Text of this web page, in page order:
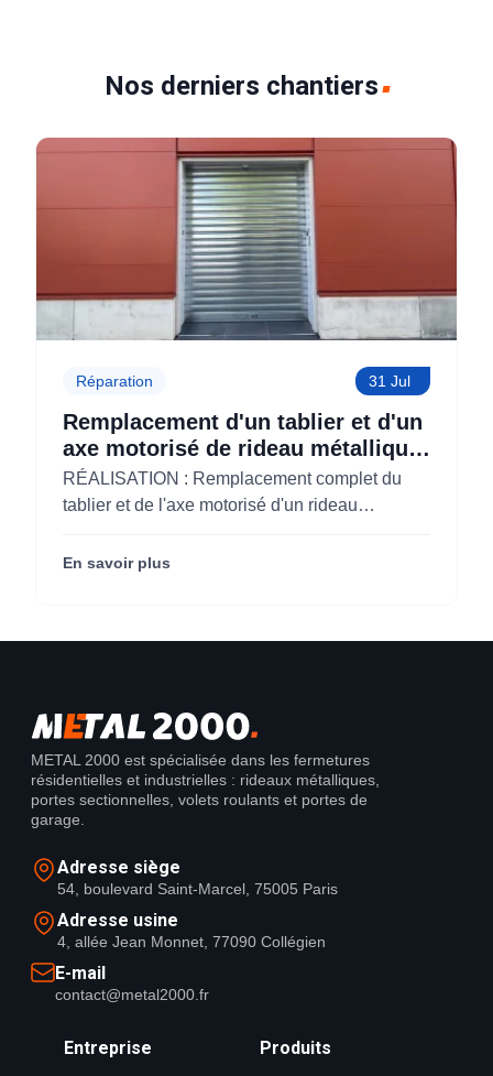
Nos derniers chantiers
Réparation 31 Jul
Remplacement d'un tablier et d'un
axe motorisé de rideau métallique
pour M'CHADAL (Optical Center)
(95)
RÉALISATION : Remplacement complet du
tablier et de l'axe motorisé d'un rideau
Center) (95290).
En savoir plus
METAL 2000 est spécialisée dans les fermetures
résidentielles et industrielles : rideaux métalliques,
portes sectionnelles, volets roulants et portes de
garage.
Adresse siège
54, boulevard Saint-Marcel, 75005 Paris
Adresse usine
4, allée Jean Monnet, 77090 Collégien
E-mail
contact@metal2000.fr
Entreprise Produits